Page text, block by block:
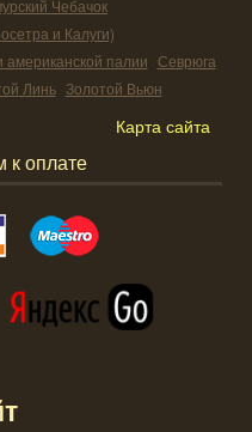
Чебачок
и Калуги)
американской палии Севрюга
Линь Золотой Вьюн
Карта сайта
оплате